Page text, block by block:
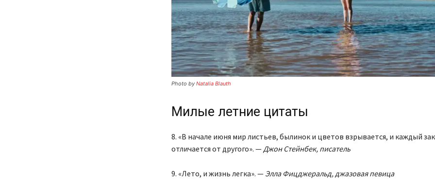
Photo by Natalia Blauth
Милые летние цитаты
8. «В начале июня мир листьев, былинок и цветов взрывается, и каждый
отличается от другого». — Джон Стейнбек, писатель
9. «Лето, и жизнь легка». — Элла Фицджеральд, джазовая певица